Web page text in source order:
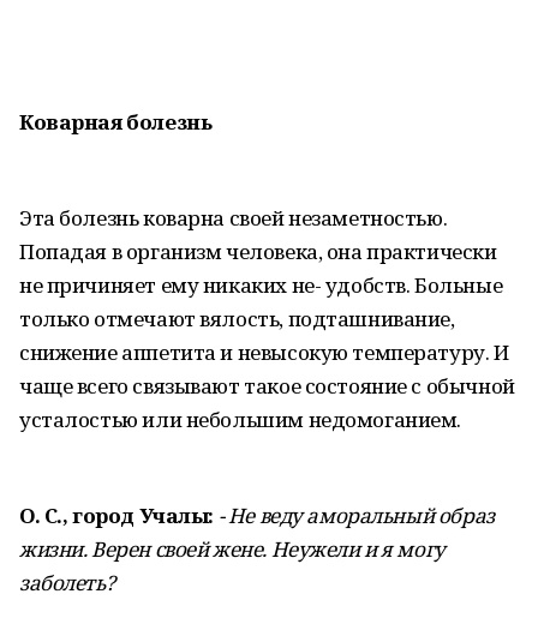
Коварнаяболезнь
Эта болезнь коварна своей незаметностью.
Попадая в организм человека, она практически
не причиняет ему никаких не- удобств. Больные
только отмечают вялость, подташнивание,
снижение аппетита и невысокую температуру. И
чаще всего связывают такое состояние с обычной
усталостью или небольшим недомоганием.
О. С., город Учалы: - Не веду аморальный образ
жизни. Верен своей жене. Неужели и я могу
заболеть?